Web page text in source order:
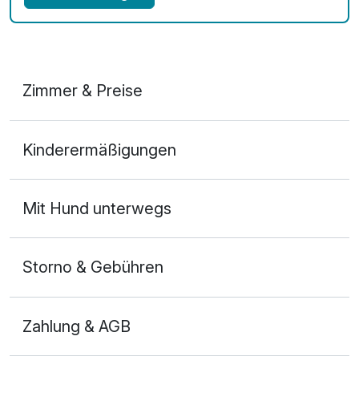
Zimmer & Preise
2 Erwachsene
Zusatznächte
Kinderermäßigungen
Mit Hund unterwegs
Storno & Gebühren
Zahlung & AGB